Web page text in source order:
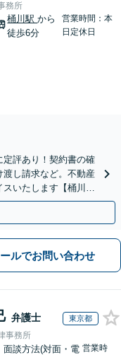
務所
桶川駅から
徒歩6分
営業時間：本
日定休日
定評あり！契約書の確
し請求など。不動産
いたします【桶川駅
ルでお問い合わせ
弁護士 東京都
事務所
面談方法(対面・電 営業時